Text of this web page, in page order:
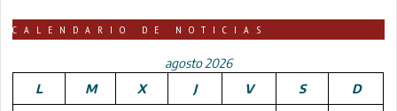
CALENDARIO DE NOTICIAS
agosto 2026
L
M X J V S D